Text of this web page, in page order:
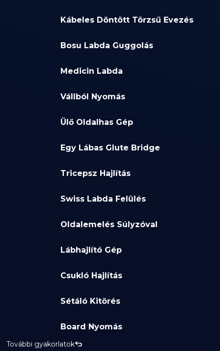
Kábeles Döntött Törzsű Evezés
Bosu Labda Guggolás
Medicin Labda
Vállból Nyomás
Ülő Oldalhas Gép
Egy Lábas Glute Bridge
Tricepsz Hajlítás
Swiss Labda Felülés
Oldalemelés Súlyzóval
Lábhajlító Gép
Csukló Hajlítás
Sétáló Kitörés
Board Nyomás
További gyakorlatok